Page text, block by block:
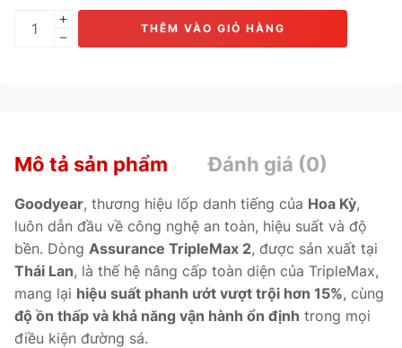
THÊM VÀO GIỎ HÀNG
Mô tả sản phẩm Đánh giá (0)
Goodyear, thương hiệu lốp danh tiếng của Hoa Kỳ,
luôn dẫn đầu về công nghệ an toàn, hiệu suất và độ
bền. Dòng Assurance TripleMax 2, được sản xuất tại
Thái Lan, là thế hệ nâng cấp toàn diện của TripleMax,
mang lại hiệu suất phanh ướt vượt trội hơn 15%, cùng
độ ồn thấp và khả năng vận hành ổn định trong mọi
điều kiện đường sá.